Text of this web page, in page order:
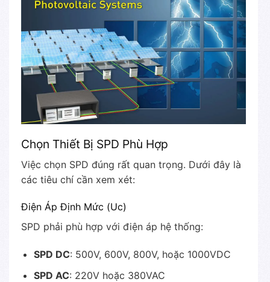
Chọn Thiết Bị SPD Phù Hợp
Việc chọn SPD đúng rất quan trọng. Dưới đây là
các tiêu chí cần xem xét:
Điện Áp Định Mức (Uc)
SPD phải phù hợp với điện áp hệ thống:
SPD DC: 500V, 600V, 800V, hoặc 1000VDC
SPD AC: 220V hoặc 380VAC